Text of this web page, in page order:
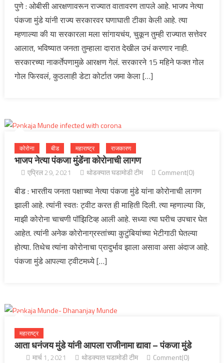
पुणे : ओबीसी आरक्षणावरून राज्यात वातावरण तापले आहे. भाजप नेत्या
पंकजा मुंडे यांनी राज्य सरकारवर घणाघाती टीका केली आहे. त्या
म्हणाल्या की या सरकारला मला सांगायचंय, चुकून तुम्ही राज्यात सत्तेवर
आलात, भविष्यात जनता तुम्हाला दारात देखील उभं करणार नाही.
सरकारच्या नाकर्तेपणामुळे आरक्षण गेलं. सरकारने 15 महिने फक्त गोल
गोल फिरवलं, कुठलाही डेटा कोर्टात जमा केला […]
कोरोना बीड महाराष्ट्र राजकारण
भाजप नेत्या पंकजा मुंडेंना कोरोनाची लागण
एप्रिल 29, 2021 थोडक्यात घडामोडी टीम Comment(0)
बीड : भारतीय जनता पक्षाच्या नेत्या पंकजा मुंडे यांना कोरोनाची लागण
झाली आहे. त्यांनी स्वतः ट्वीट करत ही माहिती दिली. त्या म्हणाल्या कि,
माझी कोरोना चाचणी पॉझिटिव्ह आली आहे. सध्या त्या घरीच उपचार घेत
आहेत. त्यांनी अनेक कोरोनाग्रस्तांच्या कुटुंबियांच्या भेटीगाठी घेतल्या
होत्या. तिथेच त्यांना कोरोनाचा प्रादुर्भाव झाला असावा असा अंदाज आहे.
पंकजा मुंडे आपल्या ट्वीटमध्ये […]
महाराष्ट्र
आता धनंजय मुंडे यांनी आपला राजीनामा द्यावा – पंकजा मुंडे
मार्च 1, 2021 थोडक्यात घडामोडी टीम Comment(0)